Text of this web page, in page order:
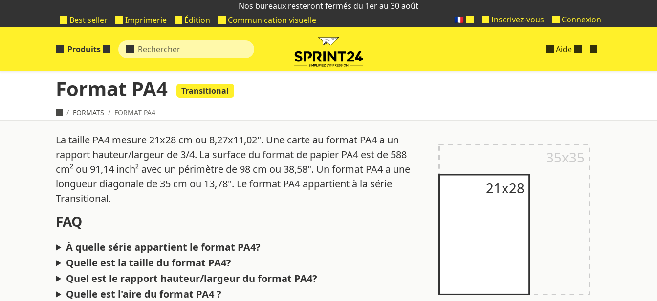
Nos bureaux resteront fermés du 1er au 30 août
Best seller
Imprimerie Édition Communication visuelle Inscrivez-vous Connexion
🇫🇷
Produits Aide
Format PA4 Transitional
FORMATS FORMAT PA4
La taille PA4 mesure 21x28 cm ou 8,27x11,02". Une carte au format PA4 a un
rapport hauteur/largeur de 3/4. La surface du format de papier PA4 est de 588
cm² ou 91,14 inch² avec un périmètre de 98 cm ou 38,58". Un format PA4 a une
longueur diagonale de 35 cm ou 13,78". Le format PA4 appartient à la série
Transitional.
FAQ
À quelle série appartient le format PA4?
Quelle est la taille du format PA4?
Quel est le rapport hauteur/largeur du format PA4?
Quelle est l'aire du format PA4 ?